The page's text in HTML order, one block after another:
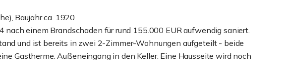
Baujahr ca. 1920
nach einem Brandschaden für rund 155.000 EUR aufwendig saniert.
und ist bereits in zwei 2-Zimmer-Wohnungen aufgeteilt - beide
Gastherme. Außeneingang in den Keller. Eine Hausseite wird noch